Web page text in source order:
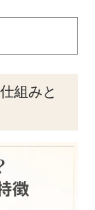
組みと